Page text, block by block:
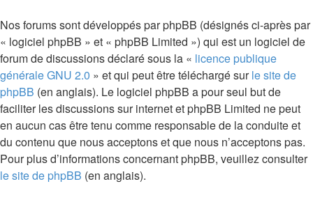
Nos forums sont développés par phpBB (désignés ci-après par
« logiciel phpBB » et « phpBB Limited ») qui est un logiciel de
forum de discussions déclaré sous la « licence publique
générale GNU 2.0 » et qui peut être téléchargé surle site de
phpBB (en anglais). Le logiciel phpBB a pour seul but de
faciliter les discussions sur internet et phpBB Limited ne peut
en aucun cas être tenu comme responsable de la conduite et
du contenu que nous acceptons et que nous n’acceptons pas.
Pour plus d’informations concernant phpBB, veuillez consulter
le site de phpBB (en anglais).